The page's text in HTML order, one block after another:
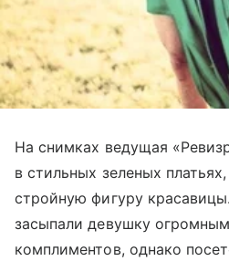
На снимках ведущая
в стильных зеленых
стройную фигуру
засыпали девушку
комплиментов, однако